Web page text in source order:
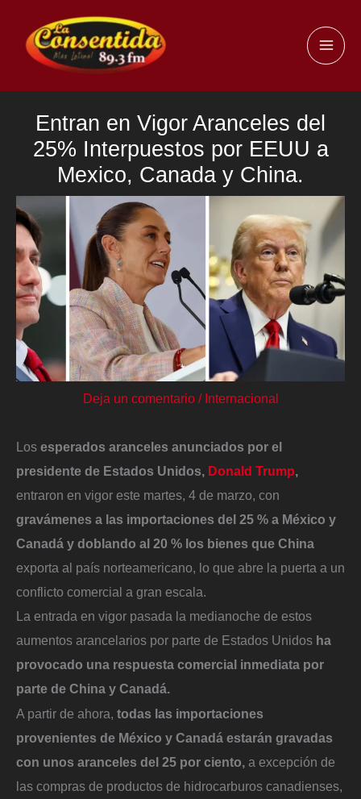
contenido
Entran en Vigor Aranceles del
25% Interpuestos por EEUU a
Mexico, Canada y China.
Deja un comentario / Internacional
Los esperados aranceles anunciados por el
presidente de Estados Unidos, Donald Trump,
entraron en vigor este martes, 4 de marzo, con
gravámenes a las importaciones del 25 % a México y
Canadá y doblando al 20 % los bienes que China
exporta al país norteamericano, lo que abre la puerta a un
conflicto comercial a gran escala.
La entrada en vigor pasada la medianoche de estos
aumentos arancelarios por parte de Estados Unidos ha
provocado una respuesta comercial inmediata por
parte de China y Canadá.
A partir de ahora, todas las importaciones
provenientes de México y Canadá estarán gravadas
con unos aranceles del 25 por ciento, a excepción de
las compras de productos de hidrocarburos canadienses,